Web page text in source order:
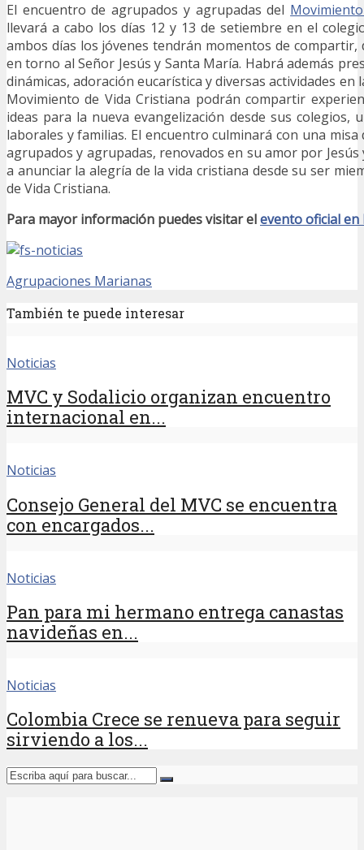
El encuentro de agrupados y agrupadas del
llevará a cabo los días 12 y 13 de setiembre en el
ambos días los jóvenes tendrán momentos de compartir,
en torno al Señor Jesús y Santa María. Habrá además
dinámicas, adoración eucarística y diversas actividades en
Movimiento de Vida Cristiana podrán compartir
ideas para la nueva evangelización desde sus colegios,
laborales y familias. El encuentro culminará con una
agrupados y agrupadas, renovados en su amor por Jesús
a anunciar la alegría de la vida cristiana desde su ser
de Vida Cristiana.
Para mayor información puedes visitar elevento oficial en
Agrupaciones Marianas
También te puede interesar
Noticias
MVC y Sodalicio organizan encuentro
internacional en...
Noticias
Consejo General del MVC se encuentra
con encargados...
Noticias
Pan para mi hermano entrega canastas
navideñas en...
Noticias
Colombia Crece se renueva para seguir
sirviendo a los...